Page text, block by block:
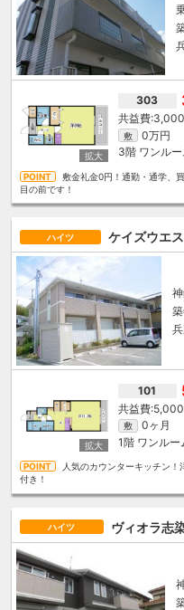
303
敷 0万円
3階 ワンル
敷金礼金0円！通勤・通学、
目の前です！
ハイツ ケイズウエ
101
敷 0ヶ月
1階 ワンルー
人気のカウンターキッチン
付き！
ハイツ ヴィオラ志